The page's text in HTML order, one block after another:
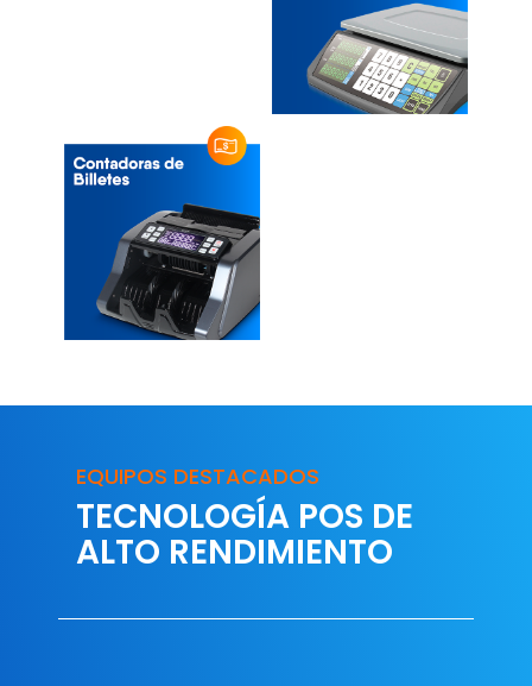
EQUIPOS DESTACADOS
TECNOLOGÍA POS DE
ALTO RENDIMIENTO